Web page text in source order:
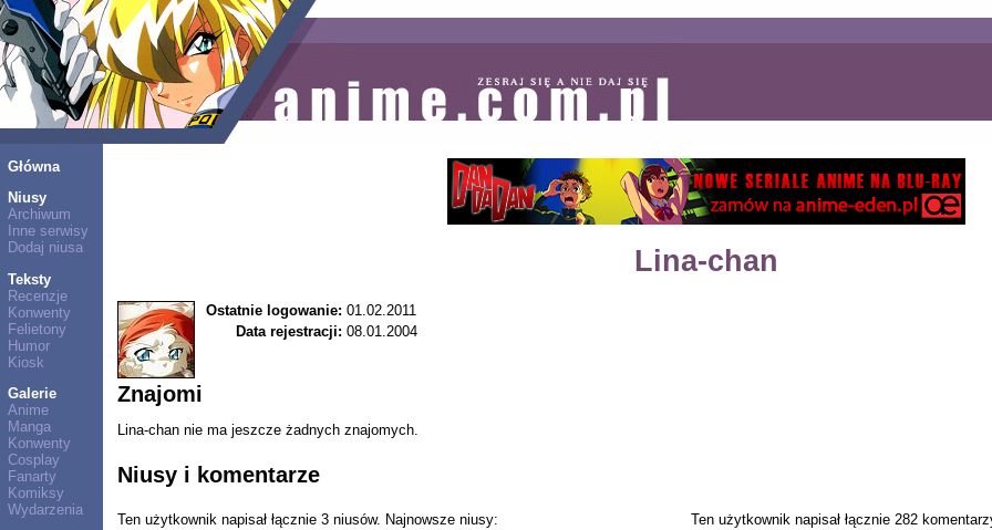
Główna
Niusy
Archiwum
Inne serwisy
Dodaj niusa
Teksty
Recenzje
Konwenty
Felietony
Humor
Kiosk
Galerie
Anime
Manga
Konwenty
Cosplay
Fanarty
Komiksy
Wydarzenia
Lina-chan
Ostatnie logowanie: 01.02.2011
Data rejestracji: 08.01.2004
Znajomi
Lina-chan nie ma jeszcze żadnych znajomych.
Niusy i komentarze
Ten użytkownik napisał łącznie 3 niusów. Najnowsze niusy:
Ten użytkownik napisał łącznie 282